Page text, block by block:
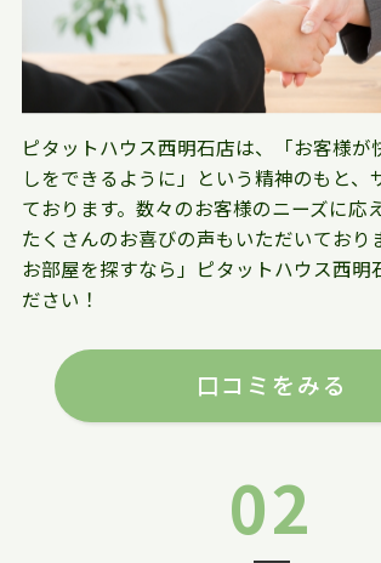
ピタットハウス西明石店は、「お客様が
しをできるように」という精神のもと、
ております。数々のお客様のニーズに応
たくさんのお喜びの声もいただいており
お部屋を探すなら」ピタットハウス西明
ださい！
口コミをみる
02